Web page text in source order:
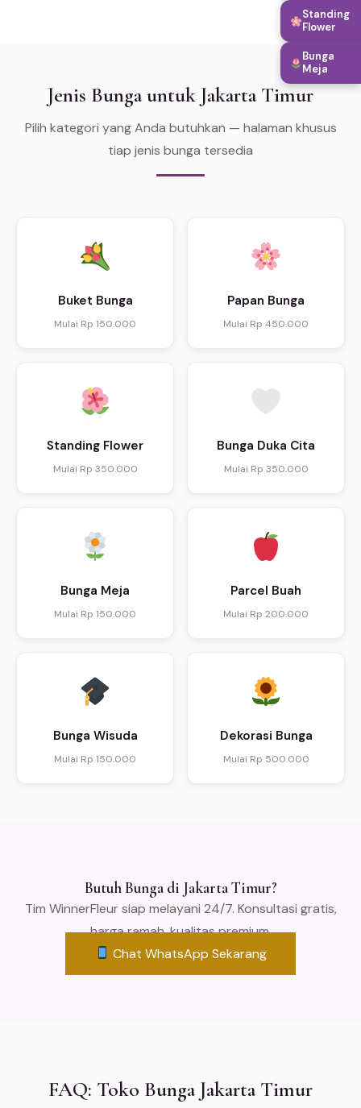
Jenis Bunga untuk Jakarta Timur
Pilih kategori yang Anda butuhkan — halaman khusus
tiap jenis bunga tersedia
Buket Bunga
Mulai Rp 150.000
Papan Bunga
Mulai Rp 450.000
Standing Flower
Mulai Rp 350.000
Bunga Duka Cita
Mulai Rp 350.000
Bunga Meja
Mulai Rp 150.000
Parcel Buah
Mulai Rp 200.000
Bunga Wisuda
Mulai Rp 150.000
Dekorasi Bunga
Mulai Rp 500.000
Butuh Bunga di Jakarta Timur?
Tim WinnerFleur siap melayani 24/7. Konsultasi gratis,
harga ramah, kualitas premium.
Chat WhatsApp Sekarang
FAQ: Toko Bunga Jakarta Timur
Standing
Flower
Bunga
Meja